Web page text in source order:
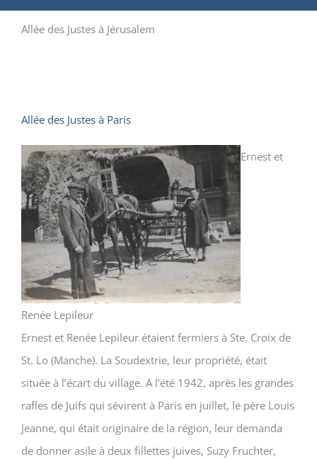
Allée des Justes à Jérusalem
Allée des Justes à Paris
Ernest et
Renée Lepileur
Ernest et Renée Lepileur étaient fermiers à Ste. Croix de
St. Lo (Manche). La Soudextrie, leur propriété, était
située à l’écart du village. A l’été 1942, après les grandes
rafles de Juifs qui sévirent à Paris en juillet, le père Louis
Jeanne, qui était originaire de la région, leur demanda
de donner asile à deux fillettes juives, Suzy Fruchter,